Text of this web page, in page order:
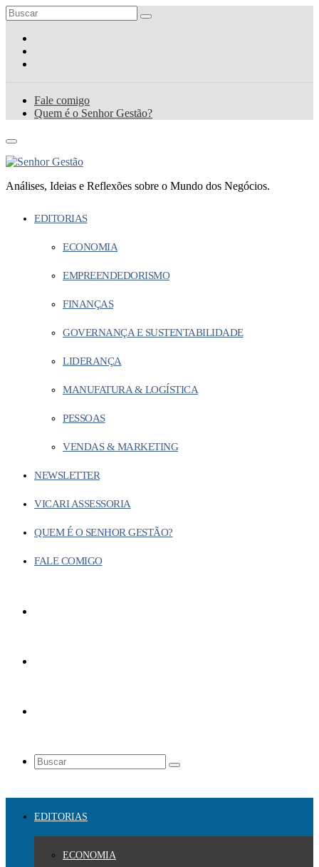
Fale comigo
Quem é o Senhor Gestão?
Análises, Ideias e Reflexões sobre o Mundo dos Negócios.
EDITORIAS
ECONOMIA
EMPREENDEDORISMO
FINANÇAS
GOVERNANÇA E SUSTENTABILIDADE
LIDERANÇA
MANUFATURA & LOGÍSTICA
PESSOAS
VENDAS & MARKETING
NEWSLETTER
VICARI ASSESSORIA
QUEM É O SENHOR GESTÃO?
FALE COMIGO
EDITORIAS
ECONOMIA